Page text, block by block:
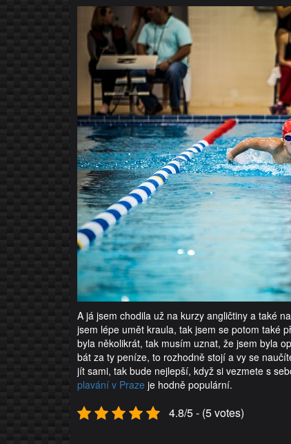
A já jsem chodila už na kurzy angličtiny a také
jsem lépe umět kraula, tak jsem se potom také
byla několikrát, tak musím uznat, že jsem byla
bát za ty peníze, to rozhodně stojí a vy se
jít sami, tak bude nejlepší, když si vezmete s
plavání v Praze je hodně populární.
4.8/5 - (5 votes)